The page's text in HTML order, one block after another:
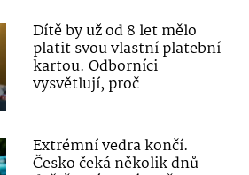
Dítě by už od 8 let mělo
platit svou vlastní platební
kartou. Odborníci
vysvětlují, proč
Extrémní vedra končí.
Česko čeká několik dnů